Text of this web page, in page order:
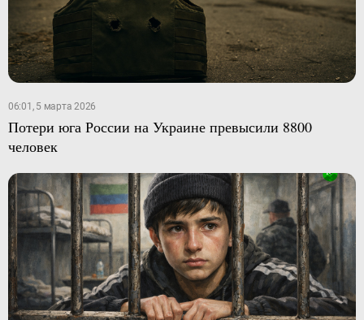
06:01, 5 марта 2026
Потери юга России на Украине превысили 8800
человек